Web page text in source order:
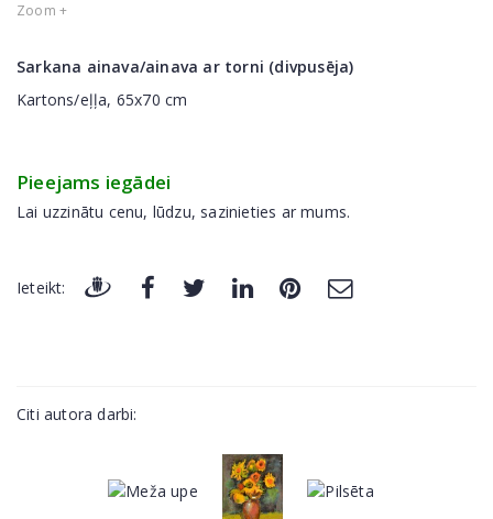
Zoom +
Sarkana ainava/ainava ar torni (divpusēja)
Kartons/eļļa, 65x70 cm
Pieejams iegādei
Lai uzzinātu cenu, lūdzu, sazinieties ar mums.
Ieteikt:
Citi autora darbi: